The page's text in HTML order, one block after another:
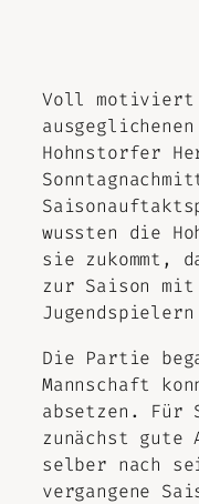
Voll motiviert
Hohnstorfer
wussten die
sie zukommt,
zur Saison mit
Die Partie
Mannschaft
absetzen.
zunächst gute
selber nach
vergangene